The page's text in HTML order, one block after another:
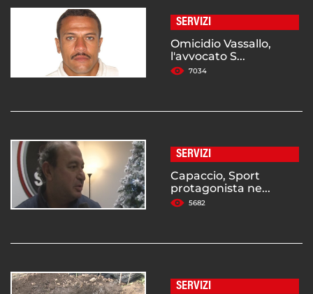
SERVIZI
Omicidio Vassallo,
l'avvocato S...
7034
SERVIZI
Capaccio, Sport
protagonista ne...
5682
SERVIZI